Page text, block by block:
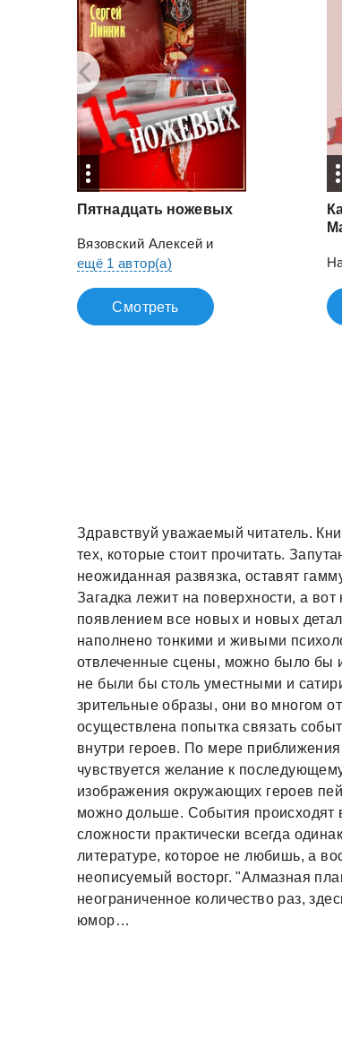
Пятнадцать ножевых
Вязовский Алексейи
ещё 1 автор(а)
Смотреть
Здравствуй уважаемый читатель.
тех, которые стоит прочитать.
неожиданная развязка, оставят
Загадка лежит на поверхности, а вот
появлением все новых и новых
наполнено тонкими и живыми
отвлеченные сцены, можно было бы
не были бы столь уместными и
зрительные образы, они во многом
осуществлена попытка связать
внутри героев. По мере
чувствуется желание к
изображения окружающих героев
можно дольше. События происходят
сложности практически всегда
литературе, которое не любишь, а
неописуемый восторг. "Алмазная
неограниченное количество раз,
юмор…